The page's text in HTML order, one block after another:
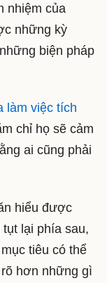
nhiệm của
những kỳ
biện pháp
làm việc tích
chỉ họ sẽ cảm
ai cũng phải
hiểu được
lại phía sau,
tiêu có thể
hơn những gì